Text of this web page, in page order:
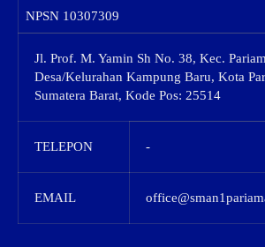
NPSN 10307309
Jl. Prof. M. Yamin Sh No. 38, Kec.
Desa/Kelurahan Kampung Baru, Kota
Sumatera Barat, Kode Pos: 25514
TELEPON -
EMAIL